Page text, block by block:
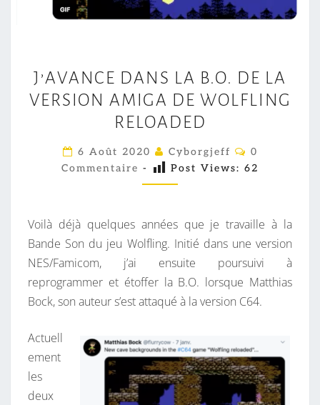
’
A
V
N
C
D
N
S
A
.
O
.
J’AVANCE DANS LA B.O. DE LA
VERSION AMIGA DE WOLFLING
RELOADED
6 Août 2020 Cyborgjeff
C
M
T
A
I
R
E
0
Commentaire - Post Views: 62
Voilà déjà quelques années que je travaille à la
Bande Son du jeu Wolfling. Initié dans une version
NES/Famicom, j’ai ensuite poursuivi à
reprogrammer et étoffer la B.O. lorsque Matthias
Bock, son auteur s’est attaqué à la version C64.
Actuell
ement
les
deux